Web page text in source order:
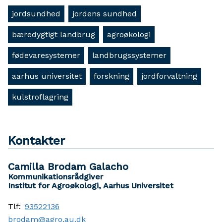
jordsundhed jordens sundhed
bæredygtigt landbrug agroøkologi
fødevaresystemer landbrugssystemer
aarhus universitet forskning jordforvaltning
kulstroflagring
Kontakter
Camilla Brodam Galacho
Kommunikationsrådgiver
Institut for Agroøkologi, Aarhus Universitet
Tlf: 93522136
brodam@agro.au.dk